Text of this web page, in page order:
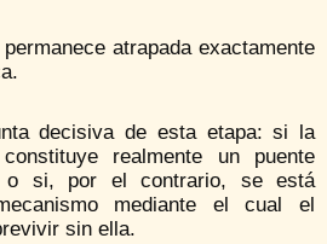
atrapada exactamente
decisiva de esta etapa: si la
realmente un puente
o si, por el contrario, se está
mediante el cual el
sin ella.